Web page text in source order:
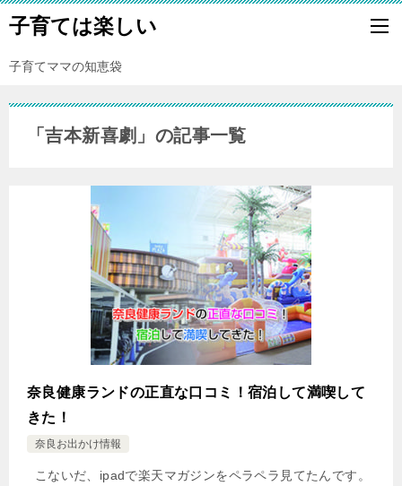
子育ては楽しい
子育てママの知恵袋
「吉本新喜劇」の記事一覧
奈良健康ランドの正直な口コミ！宿泊して満喫して
きた！
奈良お出かけ情報
こないだ、ipadで楽天マガジンをペラペラ見てたんです。